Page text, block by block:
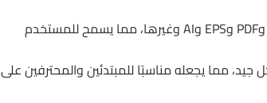
يدعم البرنامج العديد من صيغ الملفات المختلفة، مثل SVG وPDF وEPS وAI وغيرها، مما يسمح للمستخدم
مما يجعله مناسبًا للمبتدئين والمحترفين على